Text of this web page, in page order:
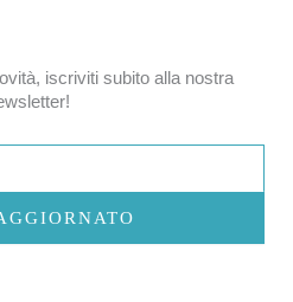
iscriviti subito alla nostra